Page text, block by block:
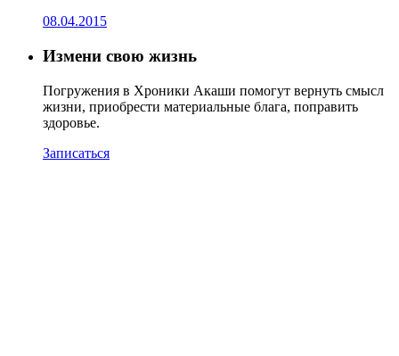
08.04.2015
Измени свою жизнь
Погружения в Хроники Акаши помогут вернуть смысл
жизни, приобрести материальные блага, поправить
здоровье.
Записаться